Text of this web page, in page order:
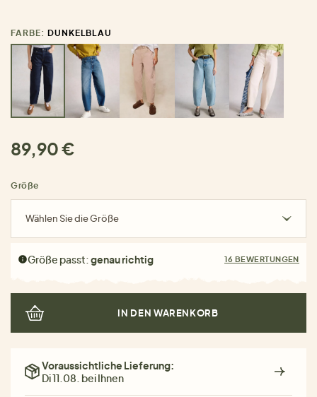
FARBE: DUNKELBLAU
89,90 €
Größe
Wählen Sie die Größe
Größe passt:genau richtig 16 BEWERTUNGEN
IN DEN WARENKORB
Voraussichtliche Lieferung:
Di 11.08. bei Ihnen